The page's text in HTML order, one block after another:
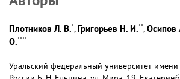
Плотников Л. В.*,Григорьев Н. И.**,Осипов
О.****
Уральский федеральный университет